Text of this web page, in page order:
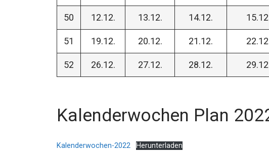
50 12.12. 13.12. 14.12.
51 19.12. 20.12. 21.12.
52 26.12. 27.12. 28.12.
Kalenderwochen Plan
Kalenderwochen-2022 Herunterladen